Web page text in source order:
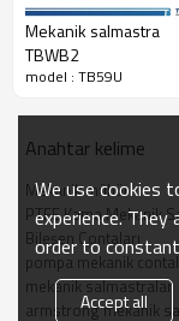
Mekanik salmastra
TBWB2
model : TB59U
Anahtar kelime
Mekanik mühür
PTFE Kama Mekanik
Bileşen Contaları
pompa mekanik
mekanik salmastralar
armstrong mekanik
We use cookies
experience.
order to
Accept all